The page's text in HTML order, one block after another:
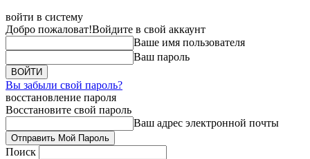
войти в систему
Добро пожаловат!Войдите в свой аккаунт
Ваше имя пользователя
Ваш пароль
Вы забыли свой пароль?
восстановление пароля
Восстановите свой пароль
Ваш адрес электронной почты
Поиск